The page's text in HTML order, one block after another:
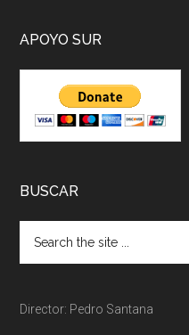
APOYO SUR
BUSCAR
Director: Pedro Santana